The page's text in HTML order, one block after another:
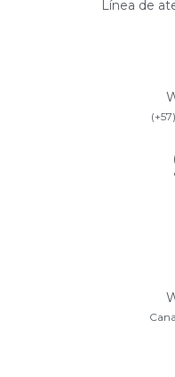
Línea de